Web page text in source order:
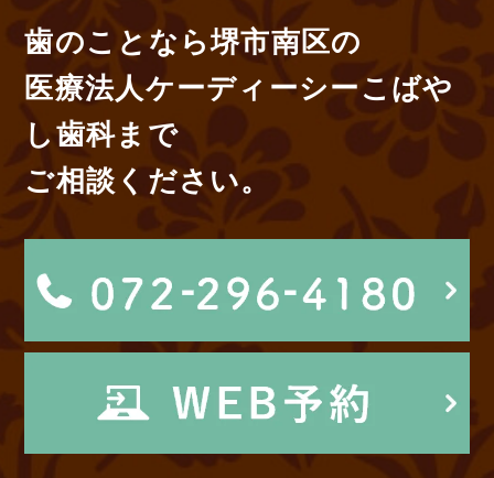
歯のことなら堺市南区の
医療法人ケーディーシーこばや
し歯科まで
ご相談ください。